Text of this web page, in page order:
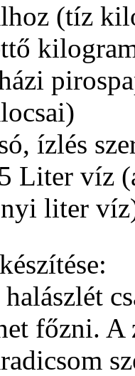
(tíz
ízlés
Liter víz
liter
halászlét
főzni. A